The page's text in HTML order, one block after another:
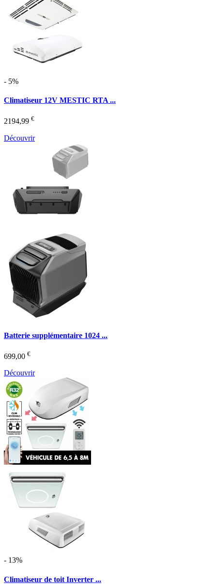
- 5%
Climatiseur 12V MESTIC RTA ...
2194,99 €
Découvrir
Batterie supplémentaire 1024 ...
699,00 €
Découvrir
- 13%
Climatiseur de toit Inverter ...